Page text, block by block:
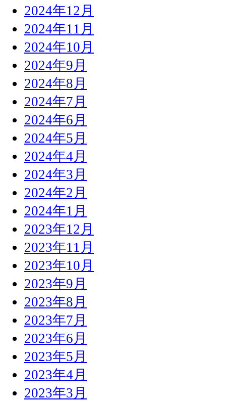
2024年12月
2024年11月
2024年10月
2024年9月
2024年8月
2024年7月
2024年6月
2024年5月
2024年4月
2024年3月
2024年2月
2024年1月
2023年12月
2023年11月
2023年10月
2023年9月
2023年8月
2023年7月
2023年6月
2023年5月
2023年4月
2023年3月